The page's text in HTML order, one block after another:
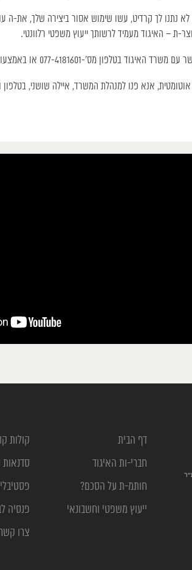
לא נתנו לך קרדיט, עשו שימוש אסור ביצירה שלך, את-
ת – האיגוד מעמיד לרשותך ייעוץ משפטי רלוונטי.
עם משרד האיגוד בטלפון מס’-077-4181601 או
אנא פנו למנהלת המשרד, איילה שושני, בטלפון
דף הבית
חברי-ות האיגוד
חותמ-ת על הסכם?
ייעוץ משפטי וחשבונאי
קולות
סדנאות
פנסיה
צרו